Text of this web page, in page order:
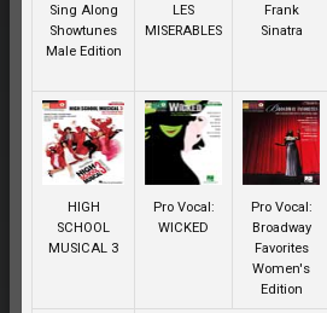
Sing Along
Showtunes
Male Edition
LES
MISERABLES
Frank
Sinatra
HIGH
SCHOOL
MUSICAL 3
Pro Vocal:
WICKED
Pro Vocal:
Broadway
Favorites
Women's
Edition